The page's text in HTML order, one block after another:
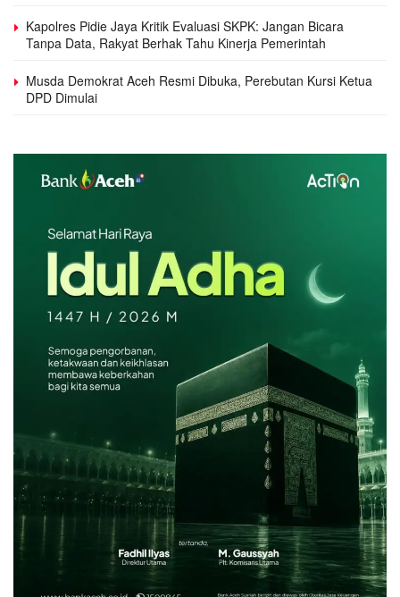
Kapolres Pidie Jaya Kritik Evaluasi SKPK: Jangan Bicara
Tanpa Data, Rakyat Berhak Tahu Kinerja Pemerintah
Musda Demokrat Aceh Resmi Dibuka, Perebutan Kursi Ketua
DPD Dimulai